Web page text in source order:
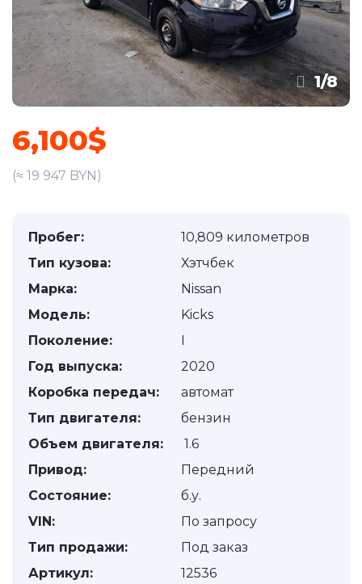
1/8
6,100$
(≈ 19 947 BYN)
Пробег:
10,809 километров
Тип кузова:
Хэтчбек
Марка:
Nissan
Модель:
Kicks
Поколение:
I
Год выпуска:
2020
Коробка передач:
автомат
Тип двигателя:
бензин
Объем двигателя:
1.6
Привод:
Передний
Состояние:
б.у.
VIN:
По запросу
Тип продажи:
Под заказ
Артикул:
12536